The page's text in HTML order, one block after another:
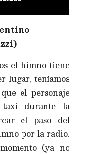
el himno tiene
lugar, teníamos
el personaje
durante la
el paso del
por la radio.
(ya no